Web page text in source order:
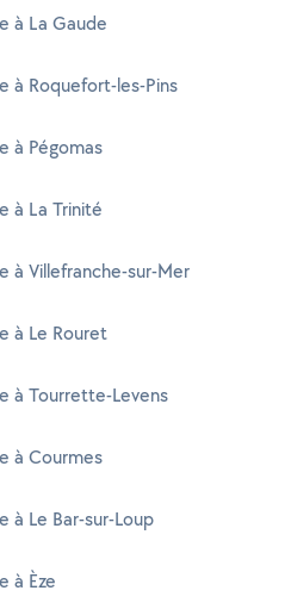
à La Gaude
à Roquefort-les-Pins
à Pégomas
à La Trinité
à Villefranche-sur-Mer
à Le Rouret
à Tourrette-Levens
à Courmes
à Le Bar-sur-Loup
à Èze